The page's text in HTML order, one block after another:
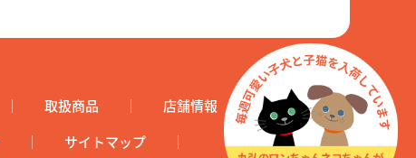
取扱商品
店舗情報
サイトマップ